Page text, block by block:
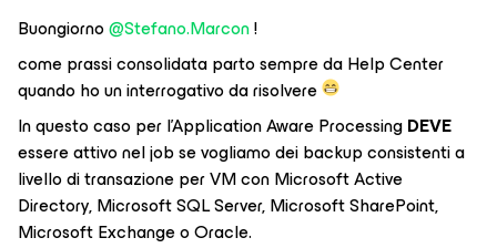
Buongiorno@Stefano.Marcon!
come prassi consolidata parto sempre da Help Center
quando ho un interrogativo da risolvere
In questo caso per l’Application Aware ProcessingDEVE
essere attivo nel job se vogliamo dei backup consistenti a
livello di transazione per VM con Microsoft Active
Directory, Microsoft SQL Server, Microsoft SharePoint,
Microsoft Exchange o Oracle.